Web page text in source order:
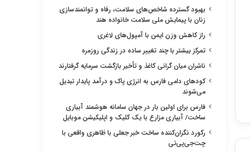
بهبود گسترده شاخص‌های سلامت، رفاه و توانمندسازی
زنان با پیمایش ملی سلامت خانواده هند
راز کاهش وزن ایمن با آمپول‌های لاغری
تمرکز بیشتر با چند تغییر ساده در زندگی روزمره
ناشران میان گرانی کاغذ و تأخیر بازگشت سرمایه گرفتارند
کودهای دامی فارس به انرژی پاک و درآمد پایدار تبدیل
می‌شوند
فارس برای اولین بار در جهان سامانه هوشمند آبیاری
ساخت/ آبیاری مزارع با یک کلیک و اپلیکیشن موبایل
رکورد نگران‌کننده ساخت خبر جعلی با ظاهری واقعی با
چت‌جی‌پی‌تی